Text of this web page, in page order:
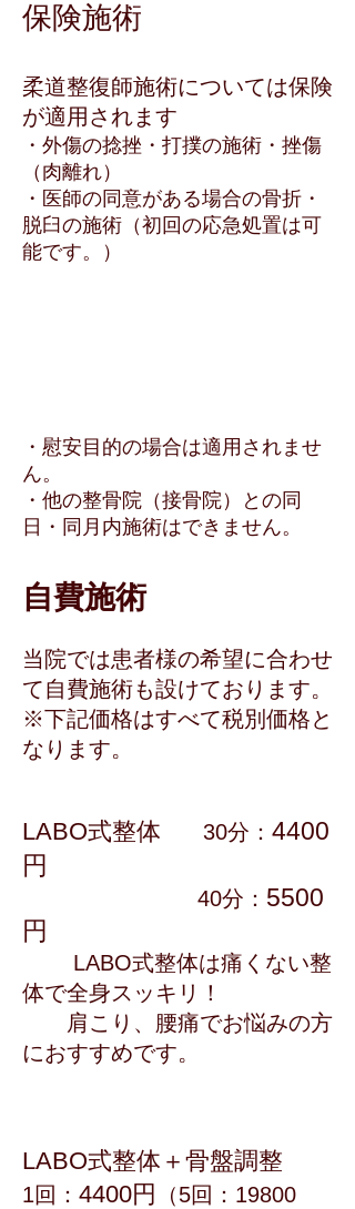
保険施術
柔道整復師施術については保険
が適用されます
・外傷の捻挫・打撲の施術・挫傷
（肉離れ）
・医師の同意がある場合の骨折・
脱臼の施術（初回の応急処置は可
能です。）
・慰安目的の場合は適用されませ
ん。 ​​
・他の整骨院（接骨院）との同
日・同月内施術はできません。
自費施術
当院では患者様の希望に合わせ
て自費施術も設けております。
※下記価格はすべて税別価格と
なります。
LABO式整体 30分： 4400
円
40分： 5500
円
LABO式整体は痛くない整
体で全身スッキリ！
肩こり、腰痛でお悩みの方
におすすめです。
LABO式整体＋骨盤調整
1回： 4400円
（5回：19800